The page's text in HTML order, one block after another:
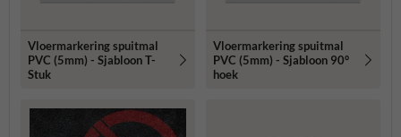
Vloermarkering spuitmal
PVC (5mm) - Sjabloon T-
Stuk
Vloermarkering spuitmal
PVC (5mm) - Sjabloon 90°
hoek